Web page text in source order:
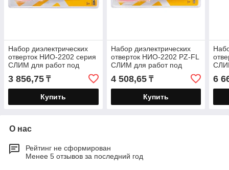
Набор диэлектрических
отверток НИО-2202 серия
СЛИМ для работ под
напряжением до 1000 В
3 856,75 ₸
Купить
Набор диэлектрических
отверток НИО-2202 PZ-FL
СЛИМ для работ под
напряжением до 1000 В
4 508,65₸
Купить
6
О нас
Рейтинг не сформирован
Менее 5 отзывов за последний год